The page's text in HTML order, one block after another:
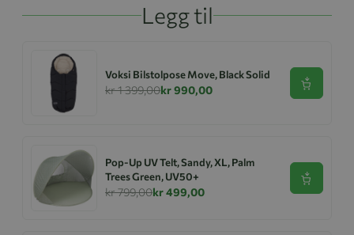
Legg til
Voksi Bilstolpose Move, Black Solid
kr 1 399,00kr 990,00 Se
Pop-Up UV Telt, Sandy, XL, Palm
Trees Green, UV50+
kr 799,00kr 499,00
Se